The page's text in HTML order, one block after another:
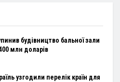
будівництво бальної зали
млн доларів
узгодили перелік країн для